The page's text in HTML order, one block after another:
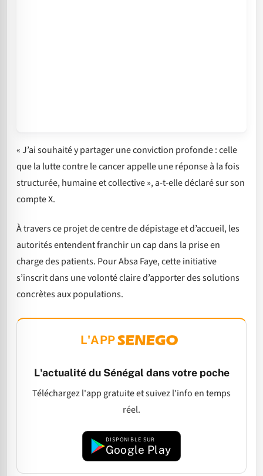
« J’ai souhaité y partager une conviction profonde : celle
que la lutte contre le cancer appelle une réponse à la fois
structurée, humaine et collective », a-t-elle déclaré sur son
compte X.
À travers ce projet de centre de dépistage et d’accueil, les
autorités entendent franchir un cap dans la prise en
charge des patients. Pour Absa Faye, cette initiative
s’inscrit dans une volonté claire d’apporter des solutions
concrètes aux populations.
L'APP
L'actualité du Sénégal dans votre poche
Téléchargez l'app gratuite et suivez l'info en temps
réel.
DISPONIBLE SUR
Google Play